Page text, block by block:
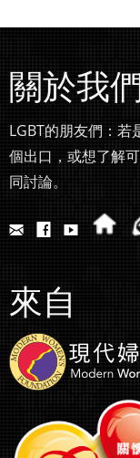
關於我
LGBT的朋友們：
個出口，或想了解
同討論。
來自